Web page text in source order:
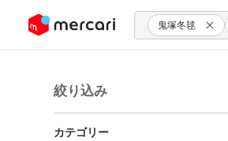
ツにスキップ 鬼塚冬毬
絞り込み
カテゴリー